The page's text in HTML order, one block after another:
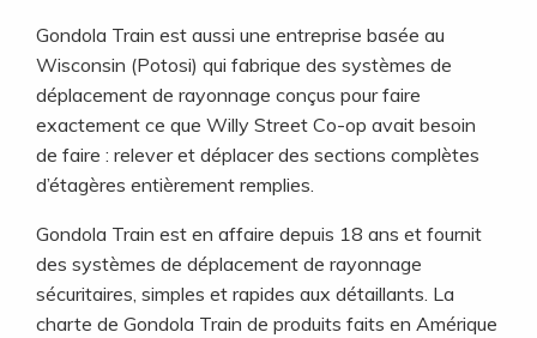
Gondola Train est aussi une entreprise basée au
Wisconsin (Potosi) qui fabrique des systèmes de
déplacement de rayonnage conçus pour faire
exactement ce que Willy Street Co-op avait besoin
de faire : relever et déplacer des sections complètes
d’étagères entièrement remplies.
Gondola Train est en affaire depuis 18 ans et fournit
des systèmes de déplacement de rayonnage
sécuritaires, simples et rapides aux détaillants. La
charte de Gondola Train de produits faits en Amérique